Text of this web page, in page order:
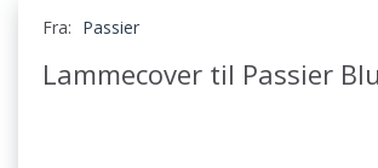
Fra: Passier
Lammecover til Passier